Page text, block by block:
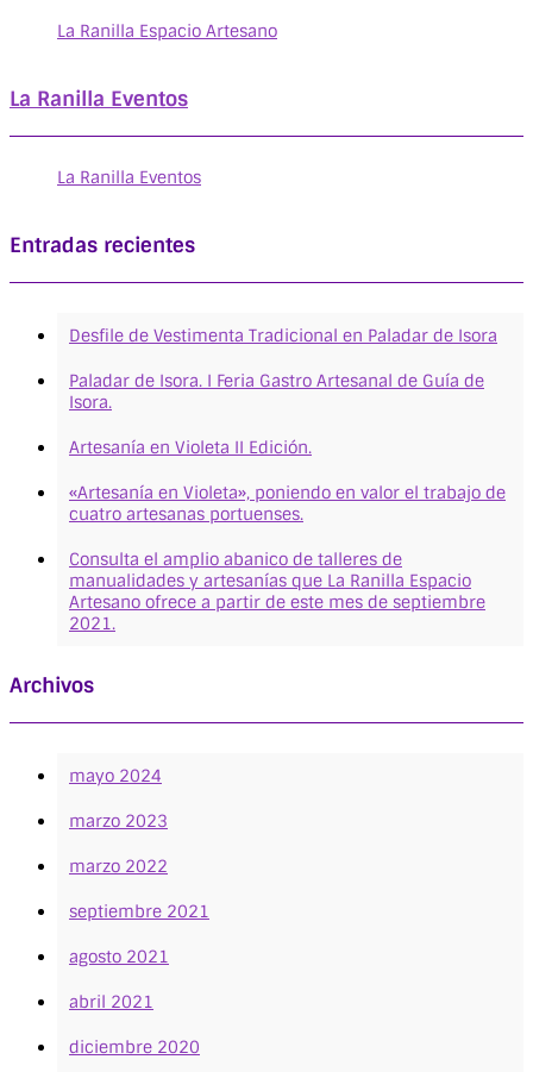
La Ranilla Espacio Artesano
La Ranilla Eventos
La Ranilla Eventos
Entradas recientes
Desfile de Vestimenta Tradicional en Paladar de Isora
Paladar de Isora. I Feria Gastro Artesanal de Guía de
Isora.
Artesanía en Violeta II Edición.
«Artesanía en Violeta», poniendo en valor el trabajo de
cuatro artesanas portuenses.
Consulta el amplio abanico de talleres de
manualidades y artesanías que La Ranilla Espacio
Artesano ofrece a partir de este mes de septiembre
2021.
Archivos
mayo 2024
marzo 2023
marzo 2022
septiembre 2021
agosto 2021
abril 2021
diciembre 2020